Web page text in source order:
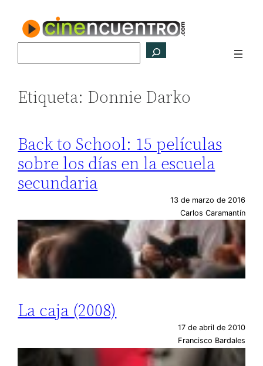
contenido
Etiqueta: Donnie Darko
Back to School: 15 películas
sobre los días en la escuela
secundaria
13 de marzo de 2016
Carlos Caramantín
La caja (2008)
17 de abril de 2010
Francisco Bardales